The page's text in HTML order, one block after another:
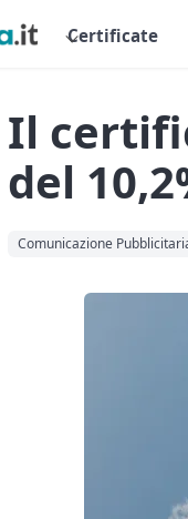
Certificate
Il
del
Comunicazione